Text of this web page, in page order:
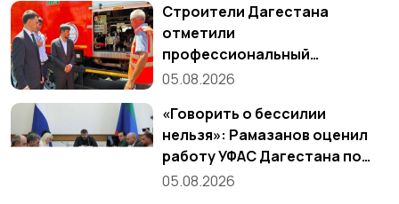
Строители Дагестана
отметили
профессиональный
праздник
05.08.2026
«Говорить о бессилии
нельзя»: Рамазанов оценил
работу УФАС Дагестана по
ситуации с ценами на бензин
05.08.2026